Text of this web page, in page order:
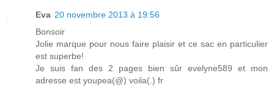
Eva 20 novembre 2013 à 19:56
Bonsoir
Jolie marque pour nous faire plaisir et ce sac en particulier
est superbe!
Je suis fan des 2 pages bien sûr evelyne589 et mon
adresse est youpea(@) voila(.) fr